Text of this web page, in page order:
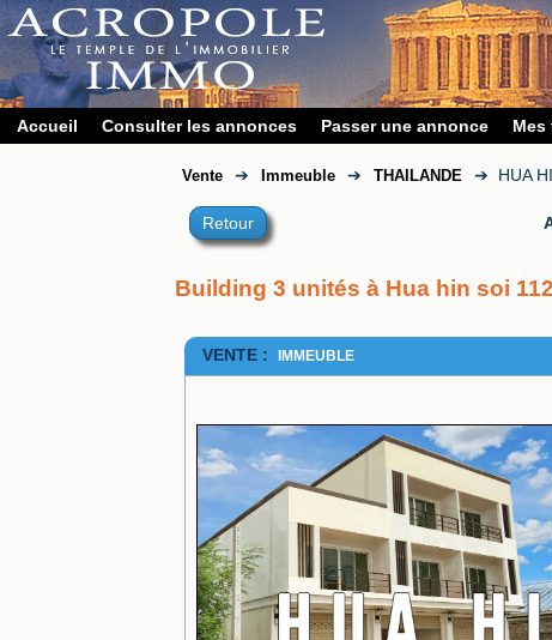
Accueil Consulter les annonces Passer une annonce Mes
Vente ➔ Immeuble ➔ THAILANDE ➔ HUA
Retour
Building 3 unités à Hua hin soi 112
VENTE : IMMEUBLE